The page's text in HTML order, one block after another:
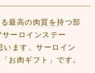
最高の肉質を持つ部
サーロインステー
います。サーロイン
お肉ギフト」です。